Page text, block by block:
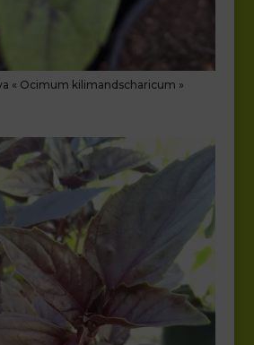
« Ocimum kilimandscharicum »